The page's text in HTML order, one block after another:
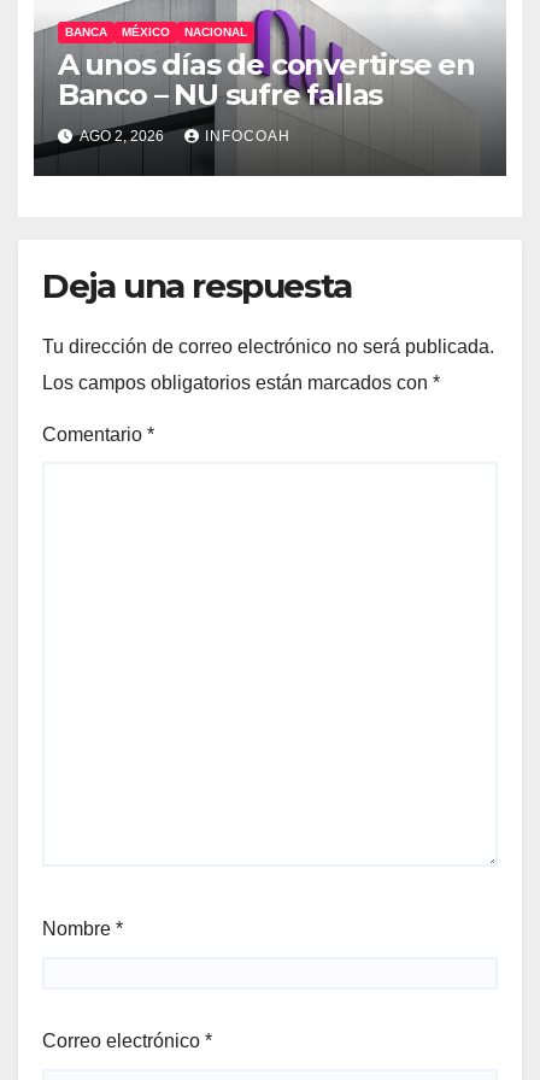
BANCA MÉXICO NACIONAL
A unos días de convertirse en
Banco – NU sufre fallas
AGO 2, 2026 INFOCOAH
Deja una respuesta
Tu dirección de correo electrónico no será publicada.
Los campos obligatorios están marcados con *
Comentario *
Nombre *
Correo electrónico *